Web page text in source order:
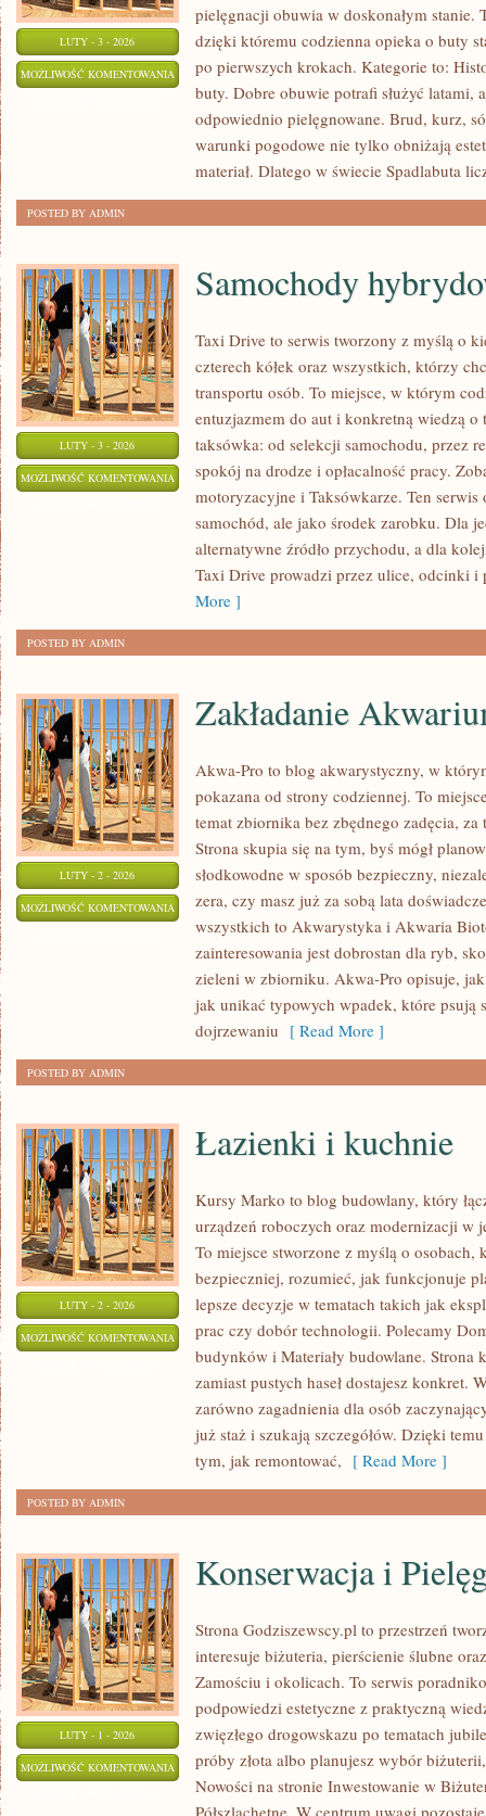
LUTY - 3 - 2026
MOŻLIWOŚĆ KOMENTOWANIA MODA
DAMSKA
BUTY
pielęgnacji obuwia w doskonałym stanie.
dzięki któremu codzienna opieka o buty
po pierwszych krokach. Kategorie to:
buty. Dobre obuwie potrafi służyć latami,
odpowiednio pielęgnowane. Brud, kurz,
warunki pogodowe nie tylko obniżają
materiał. Dlatego w świecie Spadlabuta
POSTED BY ADMIN
LUTY - 3 - 2026
MOŻLIWOŚĆ KOMENTOWANIA SAMOCHODY
HYBRYDOWE
Samochody
Taxi Drive to serwis tworzony z myślą o
czterech kółek oraz wszystkich, którzy
transportu osób. To miejsce, w którym
entuzjazmem do aut i konkretną wiedzą o
taksówka: od selekcji samochodu, przez
spokój na drodze i opłacalność pracy.
motoryzacyjne i Taksówkarze. Ten
samochód, ale jako środek zarobku. Dla
alternatywne źródło przychodu, a dla
Taxi Drive prowadzi przez ulice, odcinki i
More ]
POSTED BY ADMIN
LUTY - 2 - 2026
MOŻLIWOŚĆ KOMENTOWANIA ZAKŁADANIE
AKWARIUM
Zakładanie
Akwa-Pro to blog akwarystyczny, w
pokazana od strony codziennej. To
temat zbiornika bez zbędnego zadęcia,
Strona skupia się na tym, byś mógł
słodkowodne w sposób bezpieczny,
zera, czy masz już za sobą lata
wszystkich to Akwarystyka i Akwaria
zainteresowania jest dobrostan dla ryb,
zieleni w zbiorniku. Akwa-Pro opisuje,
jak unikać typowych wpadek, które psują
dojrzewaniu [ Read More ]
POSTED BY ADMIN
LUTY - 2 - 2026
MOŻLIWOŚĆ KOMENTOWANIA ŁAZIENKI
KUCHNIE
Łazienki i kuchnie
Kursy Marko to blog budowlany, który
urządzeń roboczych oraz modernizacji w
To miejsce stworzone z myślą o osobach,
bezpieczniej, rozumieć, jak funkcjonuje
lepsze decyzje w tematach takich jak
prac czy dobór technologii. Polecamy
budynków i Materiały budowlane. Strona
zamiast pustych haseł dostajesz konkret.
zarówno zagadnienia dla osób
już staż i szukają szczegółów. Dzięki
tym, jak remontować, [ Read More ]
POSTED BY ADMIN
LUTY - 1 - 2026
MOŻLIWOŚĆ KOMENTOWANIA KONSERWACJA
Konserwacja i
Strona Godziszewscy.pl to przestrzeń
interesuje biżuteria, pierścienie ślubne
Zamościu i okolicach. To serwis
podpowiedzi estetyczne z praktyczną
zwięzłego drogowskazu po tematach
próby złota albo planujesz wybór
Nowości na stronie Inwestowanie w
Półszlachetne. W centrum uwagi